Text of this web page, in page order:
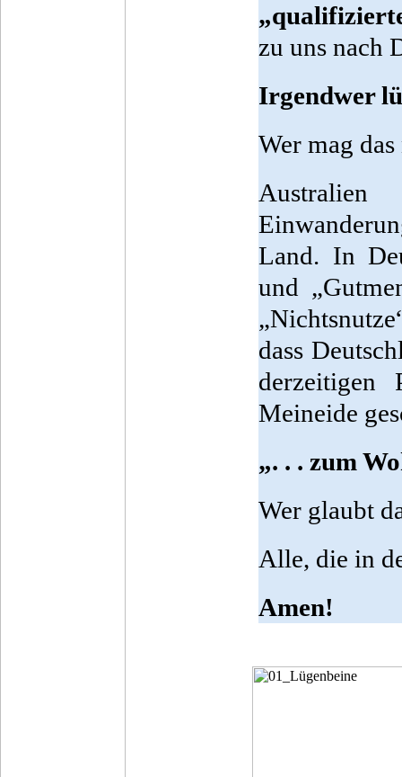
zu uns nach
Irgendwer
Wer mag das
Land. In
und
dass
derzeitigen
Meineide
„. . . zum
Wer glaubt
Alle, die in
Amen!